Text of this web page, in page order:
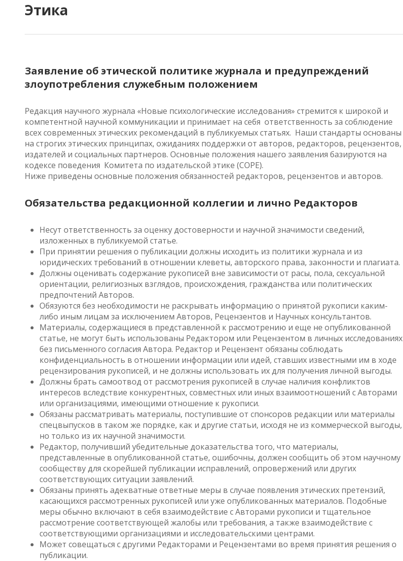
Этика
Заявление об этической политике журнала и предупреждений
злоупотребления служебным положением
Редакция научного журнала «Новые психологические исследования» стремится к широкой и
компетентной научной коммуникации и принимает на себя ответственность за соблюдение
всех современных этических рекомендаций в публикуемых статьях. Наши стандарты основаны
на строгих этических принципах, ожиданиях поддержки от авторов, редакторов, рецензентов,
издателей и социальных партнеров. Основные положения нашего заявления базируются на
кодексе поведения Комитета по издательской этике (COPE).
Ниже приведены основные положения обязанностей редакторов, рецензентов и авторов.
Обязательства редакционной коллегии и лично Редакторов
Несут ответственность за оценку достоверности и научной значимости сведений,
изложенных в публикуемой статье.
При принятии решения о публикации должны исходить из политики журнала и из
юридических требований в отношении клеветы, авторского права, законности и плагиата.
Должны оценивать содержание рукописей вне зависимости от расы, пола, сексуальной
ориентации, религиозных взглядов, происхождения, гражданства или политических
предпочтений Авторов.
Обязуются без необходимости не раскрывать информацию о принятой рукописи каким-
либо иным лицам за исключением Авторов, Рецензентов и Научных консультантов.
Материалы, содержащиеся в представленной к рассмотрению и еще не опубликованной
статье, не могут быть использованы Редактором или Рецензентом в личных исследованиях
без письменного согласия Автора. Редактор и Рецензент обязаны соблюдать
конфиденциальность в отношении информации или идей, ставших известными им в ходе
рецензирования рукописей, и не должны использовать их для получения личной выгоды.
Должны брать самоотвод от рассмотрения рукописей в случае наличия конфликтов
интересов вследствие конкурентных, совместных или иных взаимоотношений с Авторами
или организациями, имеющими отношение к рукописи.
Обязаны рассматривать материалы, поступившие от спонсоров редакции или материалы
спецвыпусков в таком же порядке, как и другие статьи, исходя не из коммерческой выгоды,
но только из их научной значимости.
Редактор, получивший убедительные доказательства того, что материалы,
представленные в опубликованной статье, ошибочны, должен сообщить об этом научному
сообществу для скорейшей публикации исправлений, опровержений или других
соответствующих ситуации заявлений.
Обязаны принять адекватные ответные меры в случае появления этических претензий,
касающихся рассмотренных рукописей или уже опубликованных материалов. Подобные
меры обычно включают в себя взаимодействие с Авторами рукописи и тщательное
рассмотрение соответствующей жалобы или требования, а также взаимодействие с
соответствующими организациями и исследовательскими центрами.
Может совещаться с другими Редакторами и Рецензентами во время принятия решения о
публикации.